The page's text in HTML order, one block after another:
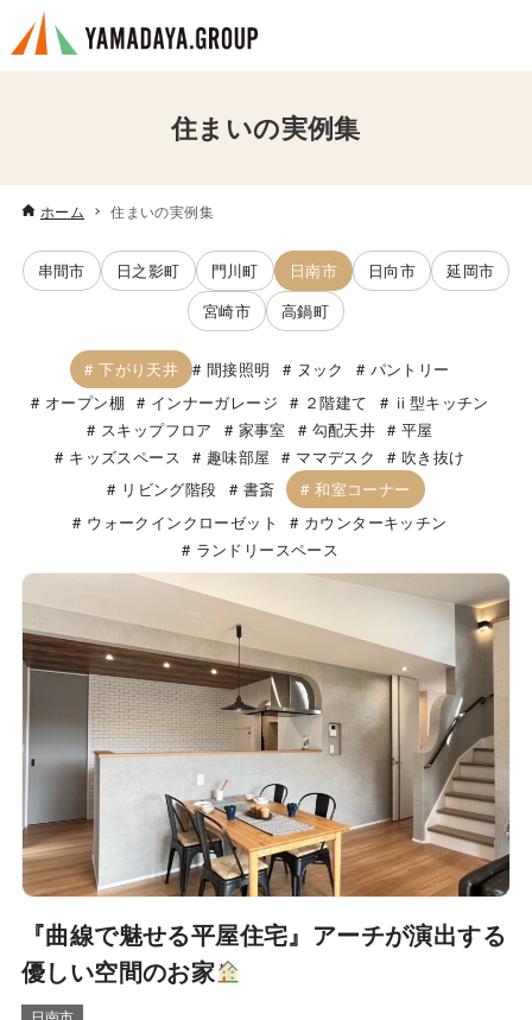
住まいの実例集
ホーム 住まいの実例集
串間市 日之影町 門川町 日南市 日向市
延岡市
宮崎市
高鍋町
下がり天井 間接照明 ヌック
パントリー
オープン棚
インナーガレージ ２階建て
ⅱ型キッチン
スキップフロア
家事室 勾配天井
平屋
キッズスペース
趣味部屋 ママデスク
吹き抜け
リビング階段
書斎
和室コーナー
ウォークインクローゼット
カウンターキッチン
ランドリースペース
『曲線で魅せる平屋住宅』アーチが演出する
優しい空間のお家
日南市